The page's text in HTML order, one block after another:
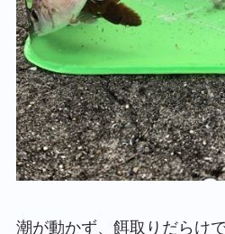
潮が動かず、餌取りだらけ